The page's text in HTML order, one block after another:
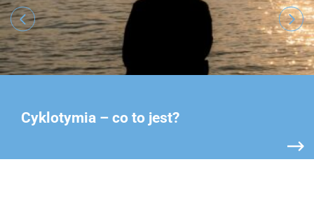
Cyklotymia – co to jest?